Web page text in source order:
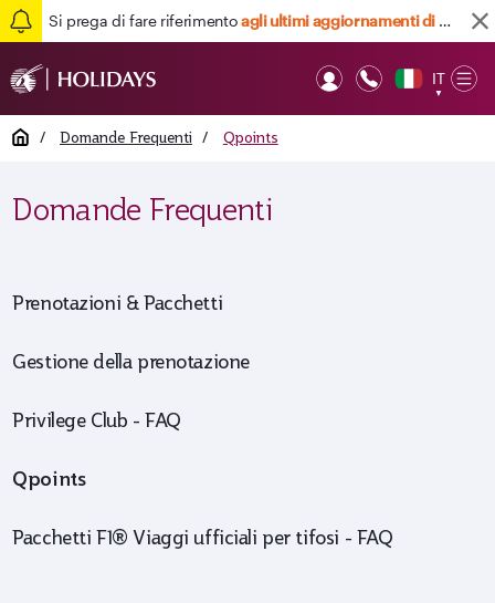
Si prega di fare riferimentoagli ultimi aggiornamenti di viaggio qui
IT
▼
Home / Domande Frequenti / Qpoints
Domande Frequenti
Pacchetti F1® Viaggi ufficiali per tifosi - FAQ
Prenotazioni & Pacchetti
Gestione della prenotazione
Privilege Club - FAQ
Qpoints